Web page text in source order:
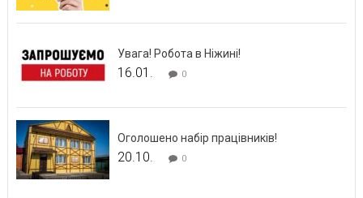
Увага! Робота в Ніжині!
16.01. 0
Оголошено набір працівників!
20.10. 0